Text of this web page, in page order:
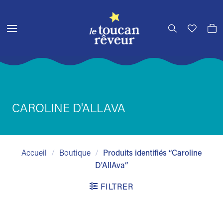
contenu
CAROLINE D'ALLAVA
Accueil / Boutique /
Produits identifiés “Caroline
D'AllAva”
FILTRER